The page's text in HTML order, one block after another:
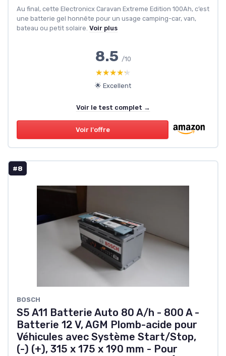
Au final, cette Electronicx Caravan Extreme Edition 100Ah, c’est
une batterie gel honnête pour un usage camping-car, van,
bateau ou petit solaire. Voir plus
8.5 /10
★★★★★
★★★★★
🌟 Excellent
Voir le test complet →
Voir l'offre
#8
BOSCH
S5 A11 Batterie Auto 80 A/h - 800 A -
Batterie 12 V, AGM Plomb-acide pour
Véhicules avec Système Start/Stop,
(-) (+), 315 x 175 x 190 mm - Pour